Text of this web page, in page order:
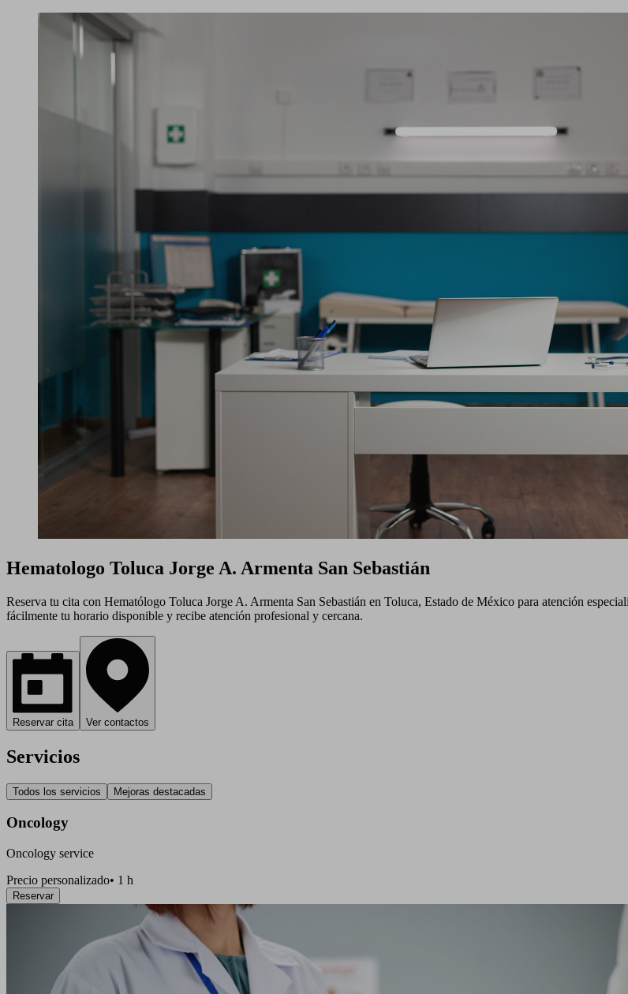
Hematologo Toluca Jorge A. Armenta San Sebastián
Reserva tu cita con Hematólogo Toluca Jorge A. Armenta San Sebastián en Toluca, Estado de México para atención
fácilmente tu horario disponible y recibe atención profesional y cercana.
Reservar cita Ver contactos
Servicios
Todos los servicios Mejoras destacadas
Oncology
Oncology service
Precio personalizado• 1 h
Reservar